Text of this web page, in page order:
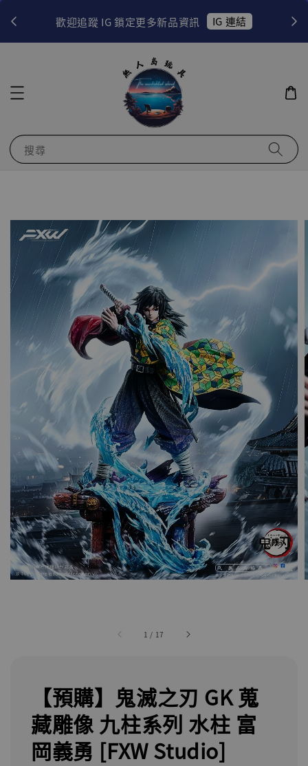
歡迎追蹤 IG 鎖定更多新品資訊 IG 連結
搜尋
1 / 17
【預購】鬼滅之刃 GK 蒐
藏雕像 九柱系列 水柱 富
岡義勇 [FXW Studio]